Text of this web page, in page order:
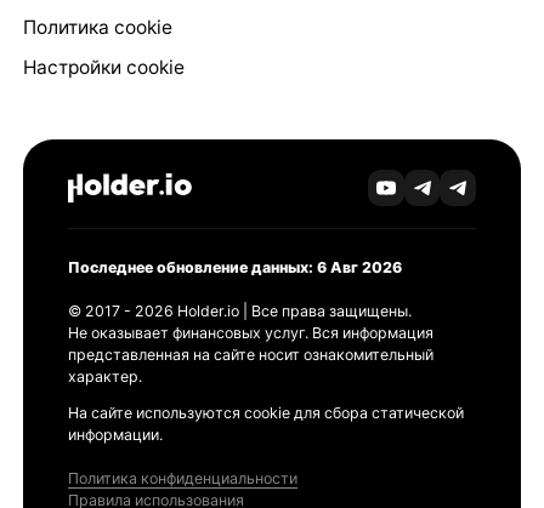
Политика cookie
Настройки cookie
Последнее обновление данных: 6 Авг 2026
© 2017 - 2026 Holder.io | Все права защищены.
Не оказывает финансовых услуг. Вся информация
представленная на сайте носит ознакомительный
характер.
На сайте используются cookie для сбора статической
информации.
Политика конфиденциальности
Правила использования